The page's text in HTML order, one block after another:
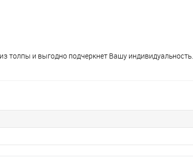
толпы и выгодно подчеркнет Вашу индивидуальность.